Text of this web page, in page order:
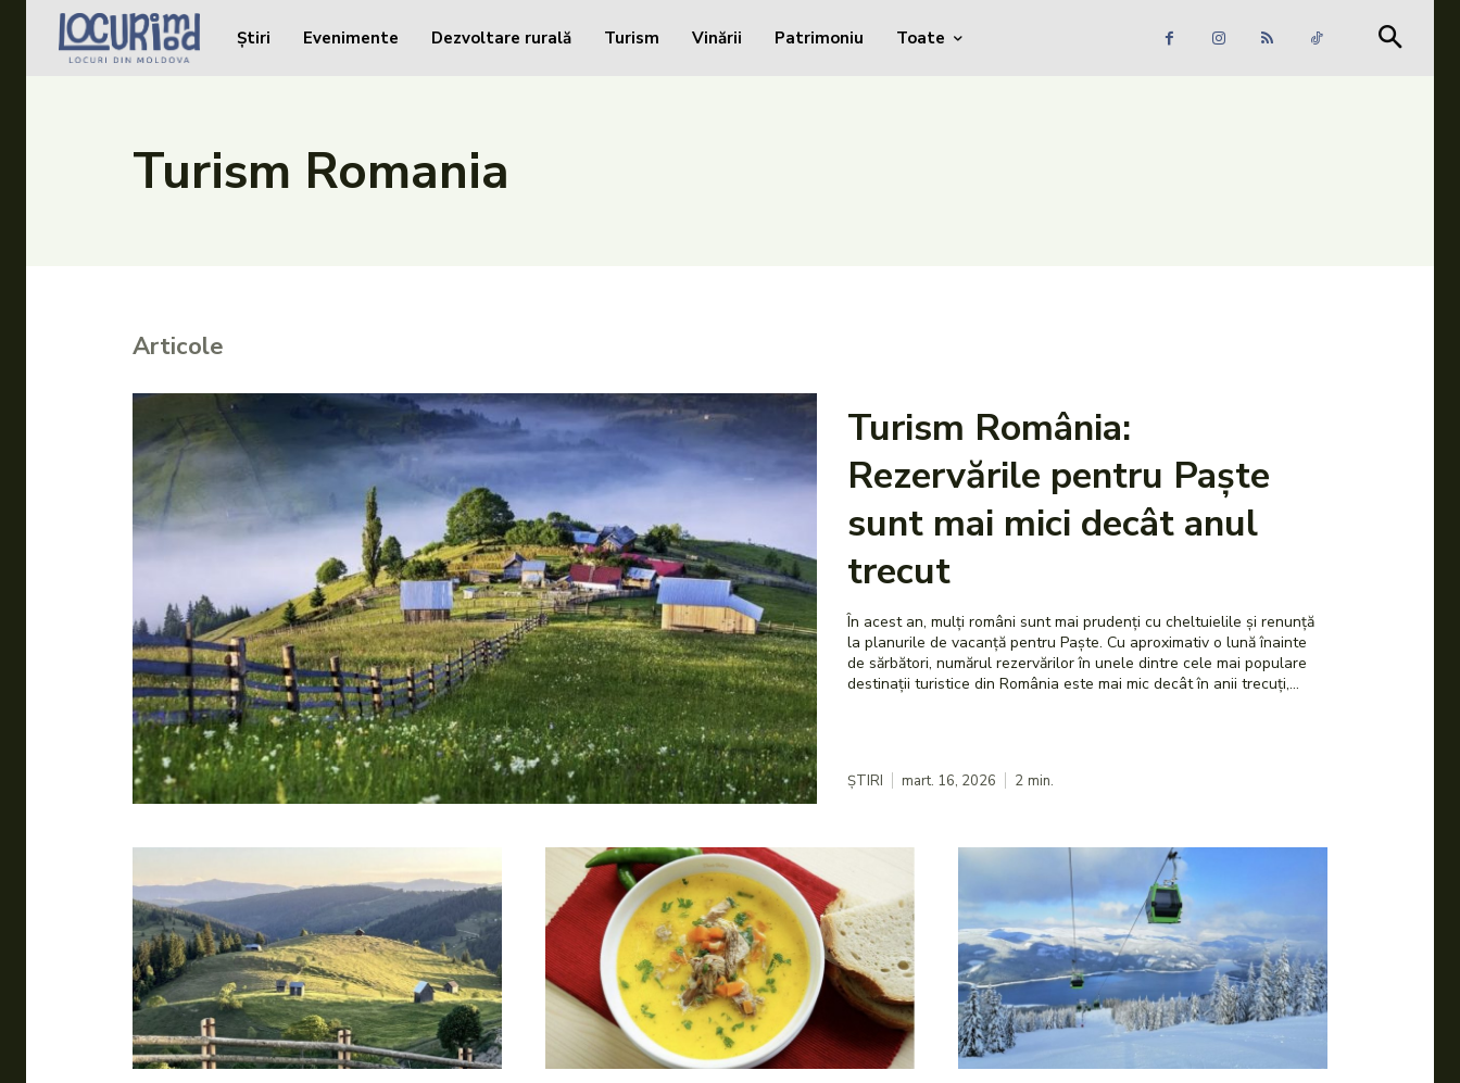
Caută în site...
Caută în site... Căutare
Evenimente
Patrimoniu
Produs Acasă
Știri Evenimente Dezvoltare rurală Turism Vinării Patrimoniu Toate
Turism Romania
Articole
Turism România:
Rezervările pentru Paște
sunt mai mici decât anul
trecut
În acest an, mulți români sunt mai prudenți cu cheltuielile și renunță
la planurile de vacanță pentru Paște. Cu aproximativ o lună înainte
de sărbători, numărul rezervărilor în unele dintre cele mai populare
destinații turistice din România este mai mic decât în anii trecuți,...
ȘTIRI mart. 16, 2026 2 min.